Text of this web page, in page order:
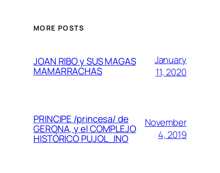
MORE POSTS
JOAN RIBO y SUS MAGAS
MAMARRACHAS
January
11, 2020
PRINCIPE /princesa/ de
GERONA, y el COMPLEJO
HISTÓRICO PUJOL_INO
November
4, 2019